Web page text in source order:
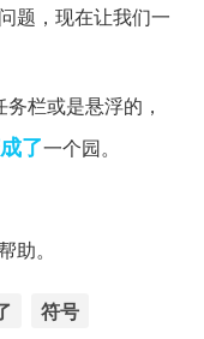
题，现在让我们一
栏或是悬浮的，
了一个园。
。
符号